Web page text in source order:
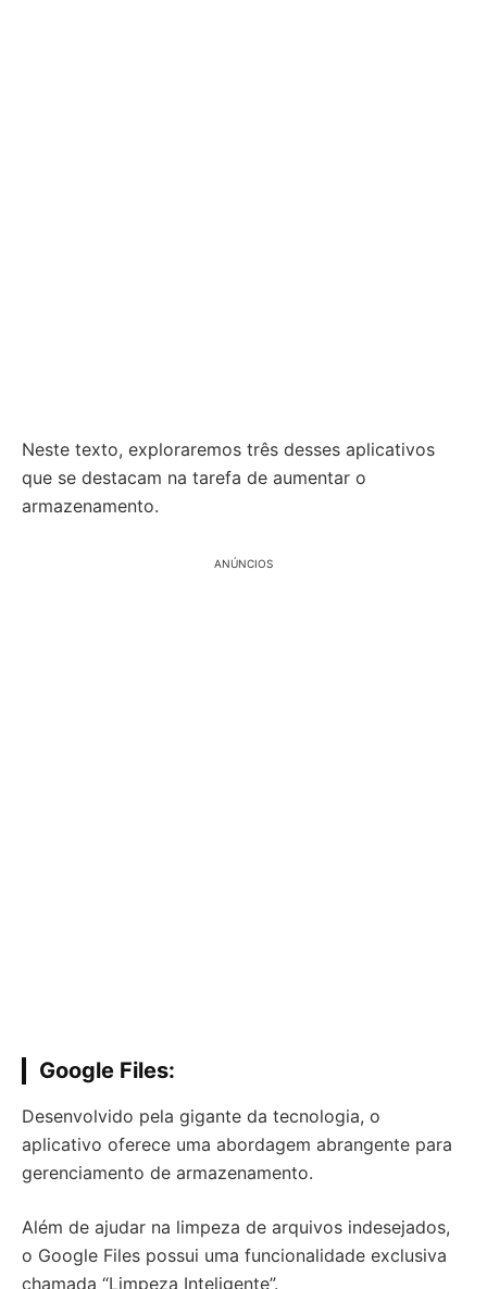
Neste texto, exploraremos três desses aplicativos
que se destacam na tarefa de aumentar o
armazenamento.
ANÚNCIOS
Google Files:
Desenvolvido pela gigante da tecnologia, o
aplicativo oferece uma abordagem abrangente para
gerenciamento de armazenamento.
Além de ajudar na limpeza de arquivos indesejados,
o Google Files possui uma funcionalidade exclusiva
chamada “Limpeza Inteligente”.